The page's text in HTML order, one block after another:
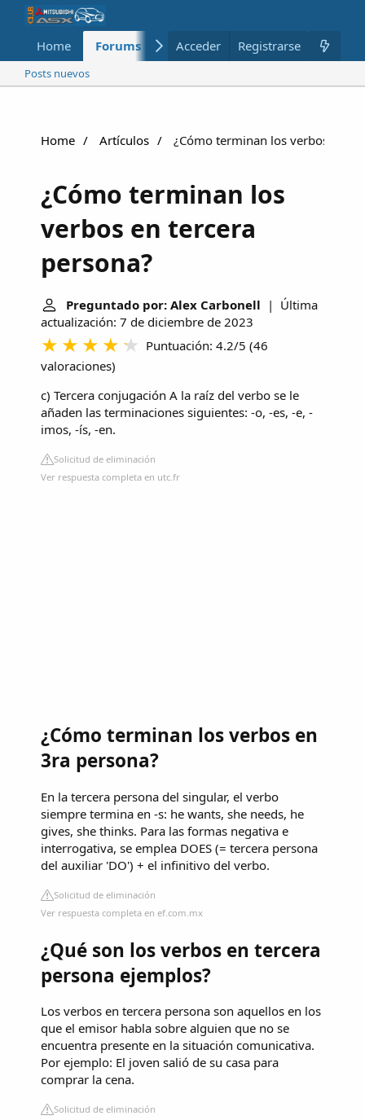
Home Forums Nuevo Miembros
Acceder Registrarse
Posts nuevos
Home Artículos ¿Cómo terminan los verbos en
¿Cómo terminan los
verbos en tercera
persona?
Preguntado por: Alex Carbonell | Última
actualización: 7 de diciembre de 2023
Puntuación: 4.2/5 (46
valoraciones)
c) Tercera conjugación A la raíz del verbo se le
añaden las terminaciones siguientes: -o, -es, -e, -
imos, -ís, -en.
Solicitud de eliminación
Ver respuesta completa en utc.fr
¿Cómo terminan los verbos en
3ra persona?
En la tercera persona del singular, el verbo
siempre termina en -s: he wants, she needs, he
gives, she thinks. Para las formas negativa e
interrogativa, se emplea DOES (= tercera persona
del auxiliar 'DO') + el infinitivo del verbo.
Solicitud de eliminación
Ver respuesta completa en ef.com.mx
¿Qué son los verbos en tercera
persona ejemplos?
Los verbos en tercera persona son aquellos en los
que el emisor habla sobre alguien que no se
encuentra presente en la situación comunicativa.
Por ejemplo: El joven salió de su casa para
comprar la cena.
Solicitud de eliminación